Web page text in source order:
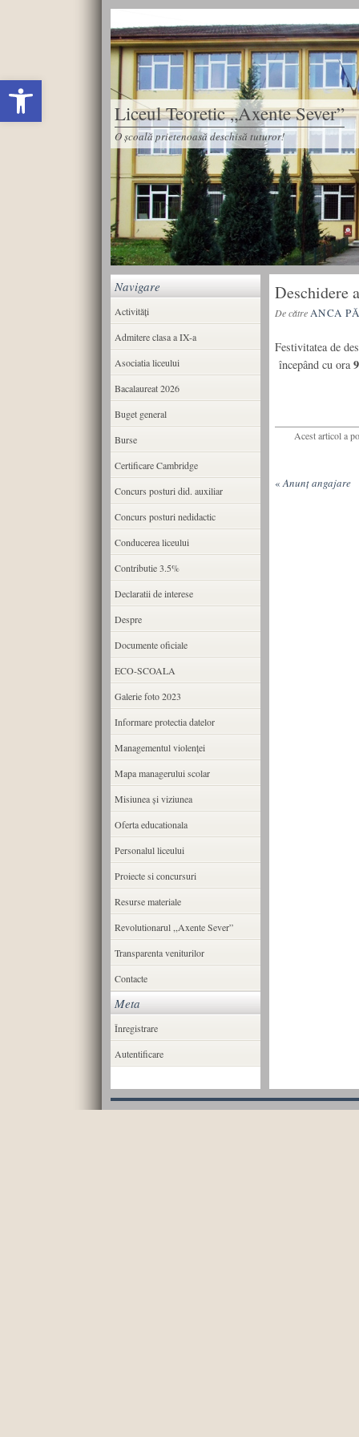
Deschide bara de unelte
Liceul Teoretic „Axente Sever”
O școală prietenoasă deschisă tuturor!
Deschidere
De cătreANCA
Festivitatea de
începând cu ora9
Acest articol a
«Anunț angajare
Navigare
Activități
Admitere clasa a IX-a
Asociatia liceului
Bacalaureat 2026
Buget general
Burse
Certificare Cambridge
Concurs posturi did. auxiliar
Concurs posturi nedidactic
Conducerea liceului
Contributie 3.5%
Declaratii de interese
Despre
Documente oficiale
ECO-SCOALA
Galerie foto 2023
Informare protectia datelor
Managementul violenței
Mapa managerului scolar
Misiunea şi viziunea
Oferta educationala
Personalul liceului
Proiecte si concursuri
Resurse materiale
Revolutionarul ,,Axente Sever”
Transparenta veniturilor
Contacte
Meta
Înregistrare
Autentificare